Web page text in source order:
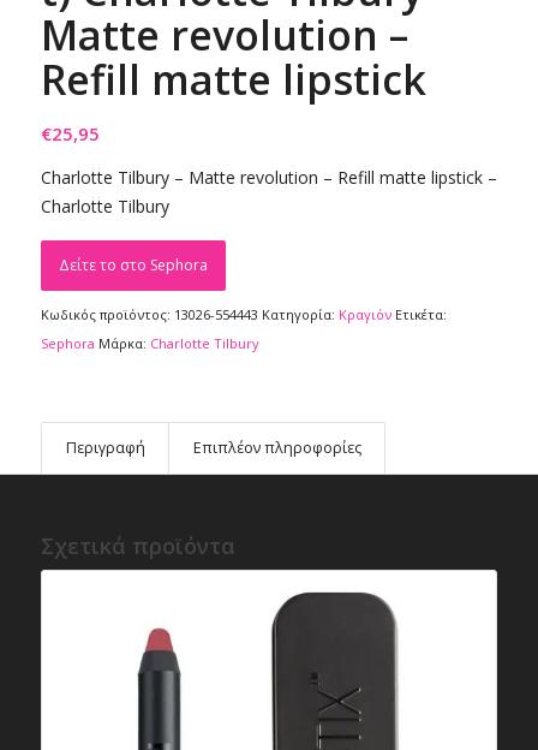
Matte revolution –
Refill matte lipstick
€25,95
Charlotte Tilbury – Matte revolution – Refill matte lipstick –
Charlotte Tilbury
Δείτε το στο Sephora
Κωδικός προϊόντος: 13026-554443 Κατηγορία: Κραγιόν Ετικέτα:
Sephora Μάρκα: Charlotte Tilbury
Περιγραφή Επιπλέον πληροφορίες
Σχετικά προϊόντα